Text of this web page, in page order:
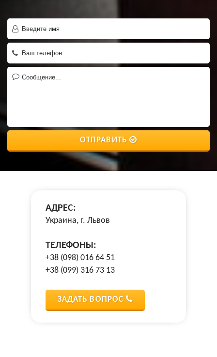
ОТПРАВИТЬ
АДРЕС:
Украина, г. Львов
ТЕЛЕФОНЫ:
+38 (098) 016 64 51
+38 (099) 316 73 13
ЗАДАТЬ ВОПРОС